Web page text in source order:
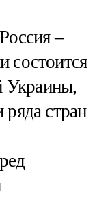
–
Украины,
стран